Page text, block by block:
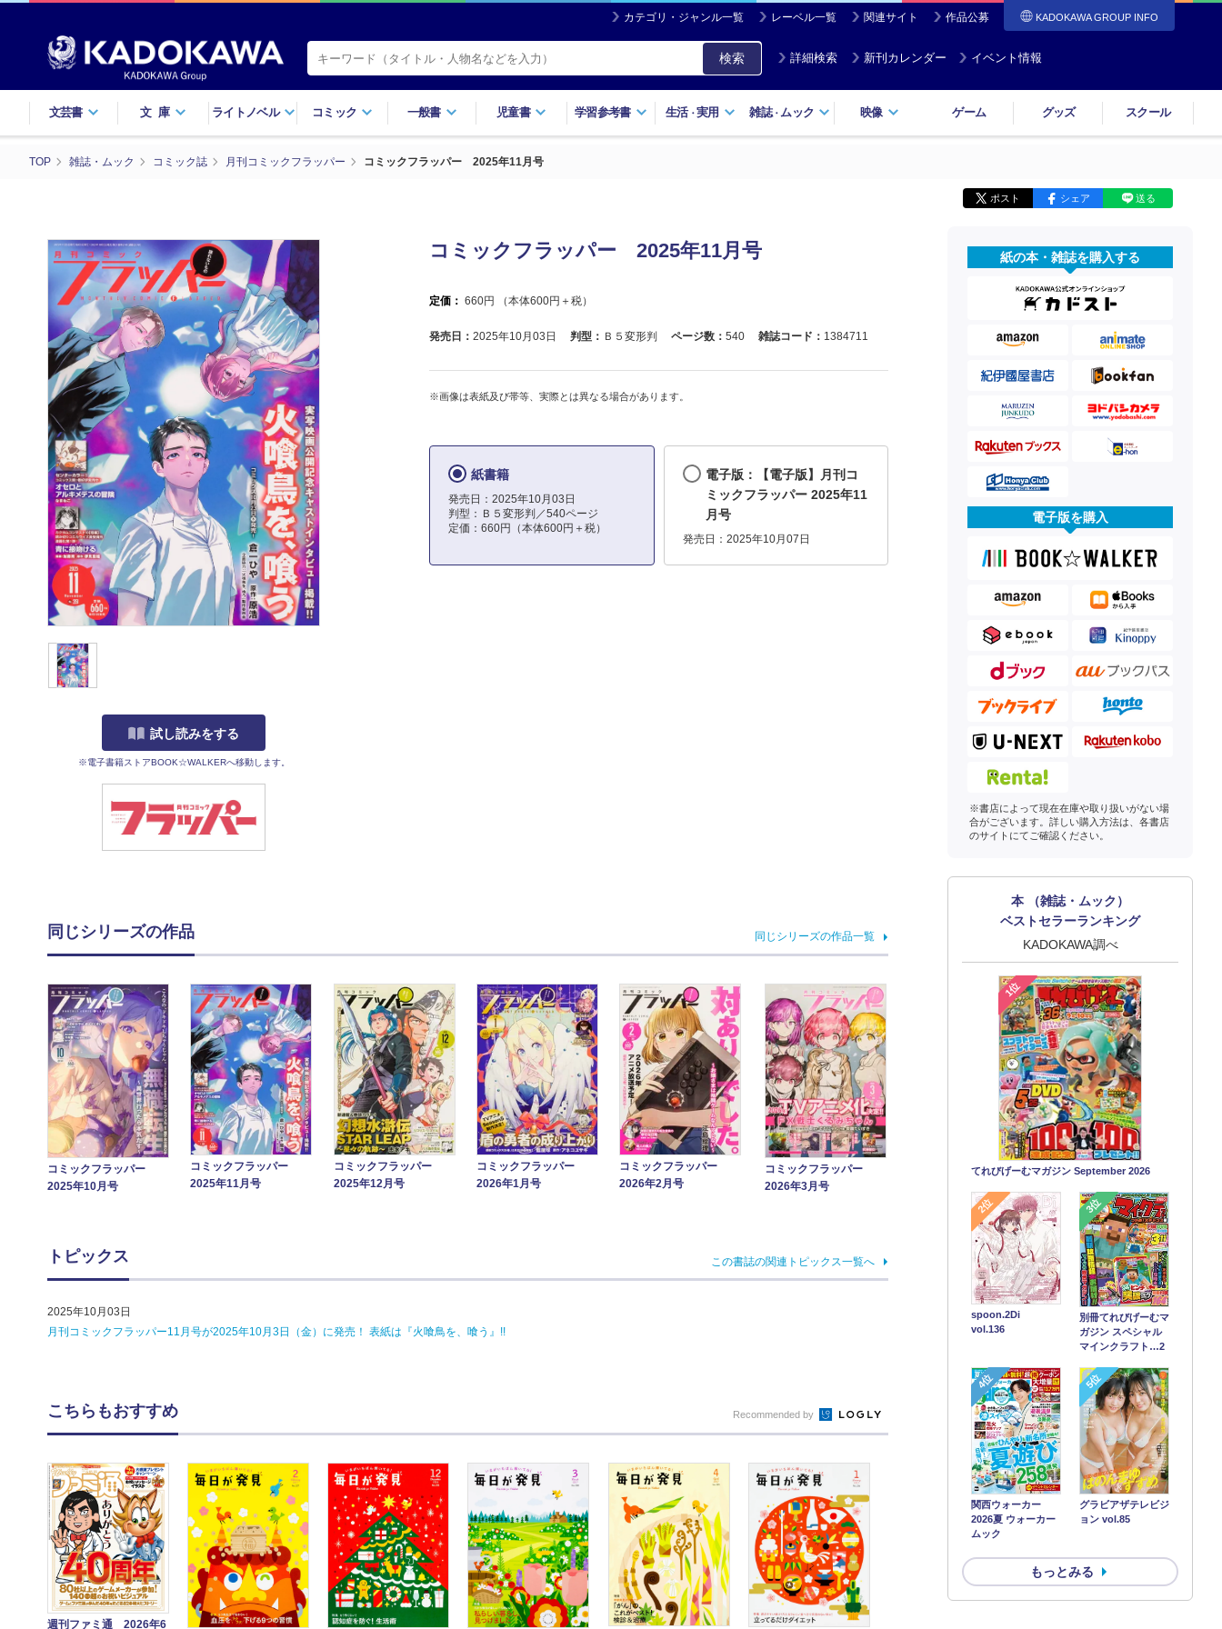
カテゴリ・ジャンル一覧 レーベル一覧 関連サイト 作品公募 KADOKAWA GROUP INFO
検索 詳細検索 新刊カレンダー イベント情報
文芸書 文庫 ライトノベル コミック 一般書 児童書 学習参考書 生活・実用 雑誌・ ムック 映像 ゲーム グッズ スクール
TOP 雑誌・ムック コミック誌 月刊コミックフラッパー コミックフラッパー 2025年11月号
ポスト シェア 送る
試し読みをする
※電子書籍ストアBOOK☆WALKERへ移動します。
コミックフラッパー 2025年11月号
定価： 660円 （本体600円＋税）
発売日： 2025年10月03日 判型： Ｂ５変形判 ページ数： 540 雑誌コード： 1384711
※画像は表紙及び帯等、実際とは異なる場合があります。
紙書籍
発売日：2025年10月03日
判型：Ｂ５変形判／540ページ
定価：660円（本体600円＋税）
電子版：【電子版】月刊コ
ミックフラッパー 2025年11
月号
発売日：2025年10月07日
同じシリーズの作品 同じシリーズの作品一覧
コミックフラッパー
2025年10月号
コミックフラッパー
2025年11月号
コミックフラッパー
2025年12月号
コミックフラッパー
2026年1月号
コミックフラッパー
2026年2月号
コミックフラッパー
2026年3月号
トピックス この書誌の関連トピックス一覧へ
2025年10月03日
月刊コミックフラッパー11月号が2025年10月3日（金）に発売！ 表紙は『火喰鳥を、喰う』!!
紙の本・雑誌を購入する
電子版を購入
※書店によって現在在庫や取り扱いがない場
合がございます。詳しい購入方法は、各書店
のサイトにてご確認ください。
本 （雑誌・ムック）
ベストセラーランキング
KADOKAWA調べ
1位
てれびげーむマガジン September 2026
2位
spoon.2Di
vol.136
3位
別冊てれびげーむマ
ガジン スペシャル
マインクラフト…2
4位
関西ウォーカー
2026夏 ウォーカー
ムック
5位
グラビアザテレビジ
ョン vol.85
もっとみる
こちらもおすすめ Recommended by
週刊ファミ通 2026年6